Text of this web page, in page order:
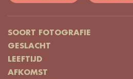
SOORT FOTOGRAFIE
GESLACHT
LEEFTIJD
AFKOMST